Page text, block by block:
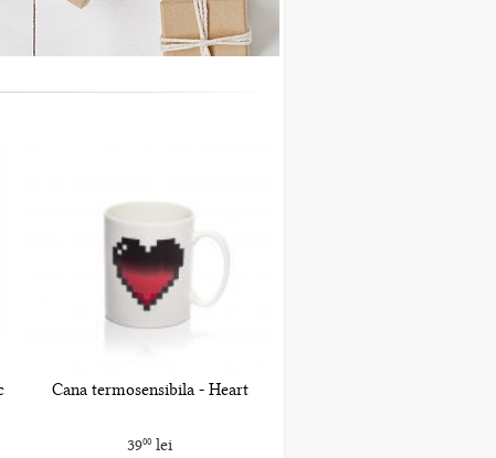
Cana termosensibila - Heart
3900lei